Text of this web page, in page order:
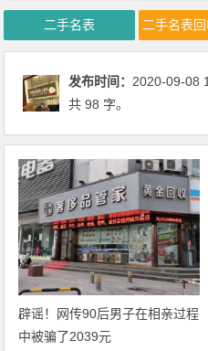
二手名表
发布时间： 2020-09-08
共 98 字。
辟谣！网传90后男子在相亲过程
中被骗了2039元